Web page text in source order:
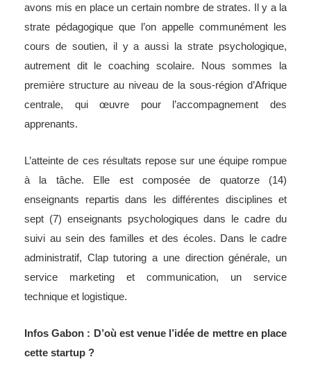
avons mis en place un certain nombre de strates. Il y a la
strate pédagogique que l’on appelle communément les
cours de soutien, il y a aussi la strate psychologique,
autrement dit le coaching scolaire. Nous sommes la
première structure au niveau de la sous-région d’Afrique
centrale, qui œuvre pour l’accompagnement des
apprenants.
L’atteinte de ces résultats repose sur une équipe rompue
à la tâche. Elle est composée de quatorze (14)
enseignants repartis dans les différentes disciplines et
sept (7) enseignants psychologiques dans le cadre du
suivi au sein des familles et des écoles. Dans le cadre
administratif, Clap tutoring a une direction générale, un
service marketing et communication, un service
technique et logistique.
Infos Gabon : D’où est venue l’idée de mettre en place
cette startup ?